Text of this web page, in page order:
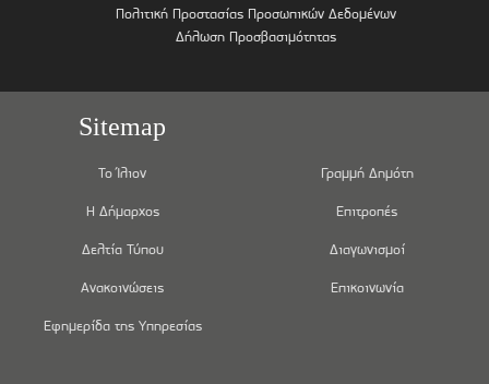
Πολιτική Προστασίας Προσωπικών Δεδομένων
Δήλωση Προσβασιμότητας
Sitemap
Το Ίλιον
Η Δήμαρχος
Δελτία Τύπου
Ανακοινώσεις
Εφημερίδα της Υπηρεσίας
Γραμμή Δημότη
Επιτροπές
Διαγωνισμοί
Επικοινωνία